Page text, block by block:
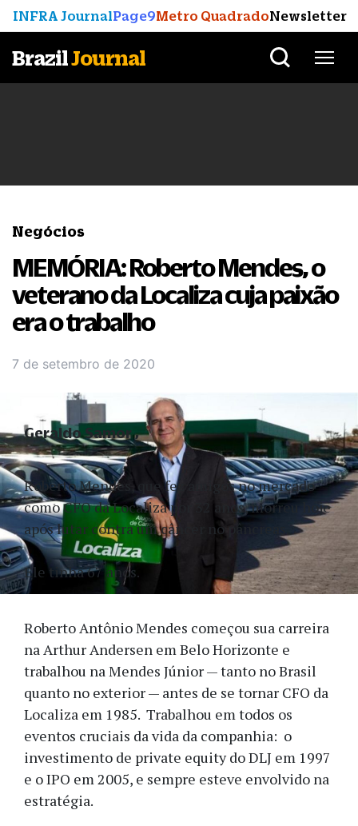
INFRA JournalPage9Metro QuadradoNewsletter
BrazilJournal
Negócios
MEMÓRIA: Roberto Mendes, o
veterano da Localiza cuja paixão
era o trabalho
7 de setembro de 2020
Roberto Mendes, que fez amigos no mercado
como CFO da Localiza por 32 anos, morreu hoje
após lutar contra um câncer no pâncreas.
Ele tinha 67 anos.
Roberto Antônio Mendes começou sua carreira
na Arthur Andersen em Belo Horizonte e
trabalhou na Mendes Júnior — tanto no Brasil
quanto no exterior — antes de se tornar CFO da
Localiza em 1985. Trabalhou em todos os
eventos cruciais da vida da companhia: o
investimento de private equity do DLJ em 1997
e o IPO em 2005, e sempre esteve envolvido na
estratégia.
Geraldo Samor